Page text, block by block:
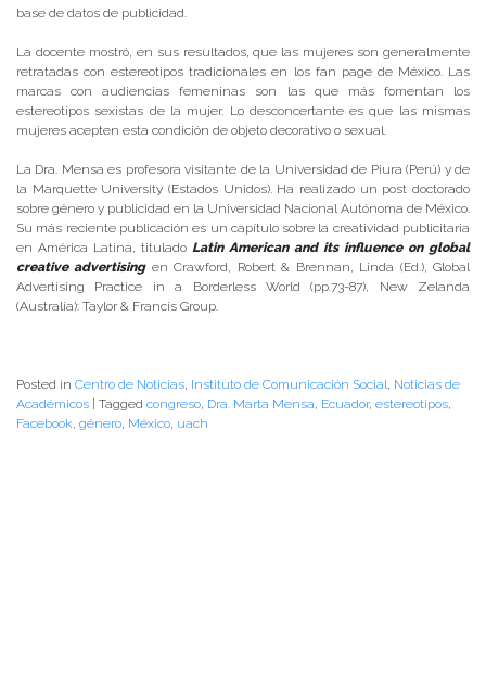
base de datos de publicidad.
La docente mostró, en sus resultados, que las mujeres son generalmente
retratadas con estereotipos tradicionales en los fan page de México. Las
marcas con audiencias femeninas son las que más fomentan los
estereotipos sexistas de la mujer. Lo desconcertante es que las mismas
mujeres acepten esta condición de objeto decorativo o sexual.
La Dra. Mensa es profesora visitante de la Universidad de Piura (Perú) y de
la Marquette University (Estados Unidos). Ha realizado un post doctorado
sobre género y publicidad en la Universidad Nacional Autónoma de México.
Su más reciente publicación es un capítulo sobre la creatividad publicitaria
en América Latina, titulado Latin American and its influence on global
creative advertisingen Crawford, Robert & Brennan, Linda (Ed.), Global
Advertising Practice in a Borderless World (pp.73-87), New Zelanda
(Australia): Taylor & Francis Group.
Posted in Centro de Noticias, Instituto de Comunicación Social, Noticias de
Académicos
Tagged congreso, Dra. Marta Mensa, Ecuador, estereotipos,
Facebook, género, México, uach